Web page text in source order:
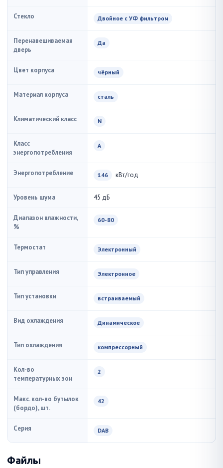
Стекло Двойное с УФ фильтром
Перенавешиваемая
дверь
Да
Цвет корпуса чёрный
Материал корпуса сталь
Климатический класс N
Класс
энергопотребления
A
Энергопотребление 146 кВт/год
Уровень шума 45 дБ
Диапазон влажности,
%
60-80
Термостат Электронный
Тип управления Электронное
Тип установки встраиваемый
Вид охлаждения Динамическое
Тип охлаждения компрессорный
Кол-во
температурных зон
2
Макс. кол-во бутылок
(бордо), шт.
42
Серия DAB
Файлы